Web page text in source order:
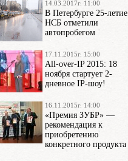
14.03.2017г. 11:00
В Петербурге 25-летие
НСБ отметили
автопробегом
17.11.2015г. 15:00
All-over-IP 2015: 18
ноября стартует 2-
дневное IP-шоу!
16.11.2015г. 14:00
«Премия ЗУБР» —
рекомендация к
приобретению
конкретного продукта